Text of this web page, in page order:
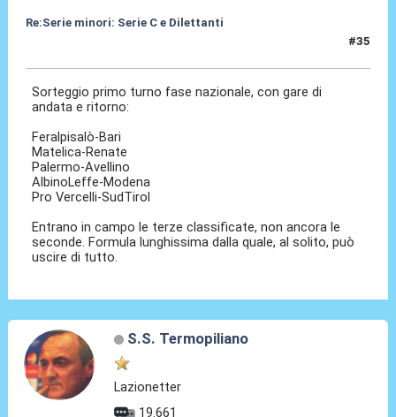
Re:Serie minori: Serie C e Dilettanti
#35
Sorteggio primo turno fase nazionale, con gare di
andata e ritorno:
Feralpisalò-Bari
Matelica-Renate
Palermo-Avellino
AlbinoLeffe-Modena
Pro Vercelli-SudTirol
Entrano in campo le terze classificate, non ancora le
seconde. Formula lunghissima dalla quale, al solito, può
uscire di tutto.
S.S. Termopiliano
Lazionetter
19.661